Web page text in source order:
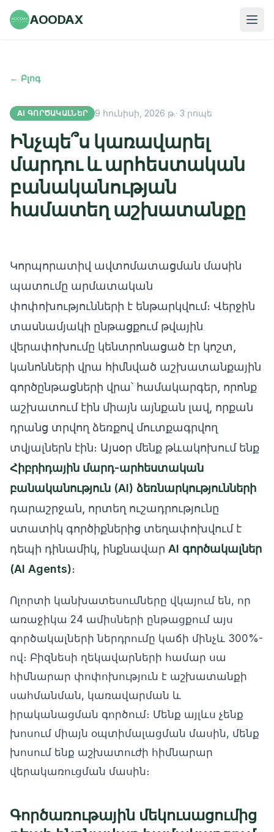
AOODAX
← Բլոգ
AI ԳՈՐԾԱԿԱԼՆԵՐ 9 հունիսի, 2026 թ.·3 րոպե
Ինչպե՞ս կառավարել
մարդու և արհեստական
բանականության
համատեղ աշխատանքը
Կորպորատիվ ավտոմատացման մասին
պատումը արմատական
փոփոխությունների է ենթարկվում։ Վերջին
տասնամյակի ընթացքում թվային
վերափոխումը կենտրոնացած էր կոշտ,
կանոնների վրա հիմնված աշխատանքային
գործընթացների վրա՝ համակարգեր, որոնք
աշխատում էին միայն այնքան լավ, որքան
դրանց տրվող ձեռքով մուտքագրվող
տվյալներն էին։ Այսօր մենք թևակոխում ենք
Հիբրիդային մարդ-արհեստական
բանականություն (AI) ձեռնարկությունների
դարաշրջան, որտեղ ուշադրությունը
ստատիկ գործիքներից տեղափոխվում է
դեպի դինամիկ, ինքնավար AI գործակալներ
(AI Agents)։
Ոլորտի կանխատեսումները վկայում են, որ
առաջիկա 24 ամիսների ընթացքում այս
գործակալների ներդրումը կաճի մինչև 300%-
ով։ Բիզնեսի ղեկավարների համար սա
հիմնարար փոփոխություն է աշխատանքի
սահմանման, կառավարման և
իրականացման գործում։ Մենք այլևս չենք
խոսում միայն օպտիմալացման մասին, մենք
խոսում ենք աշխատուժի հիմնարար
վերակառուցման մասին։
Գործառութային մեկուսացումից